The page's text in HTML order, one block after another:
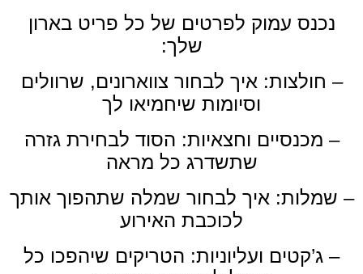
נכנס עמוק לפרטים של כל פריט בארון
שלך:
– חולצות: איך לבחור צווארונים, שרוולים
וסיומות שיחמיאו לך
– מכנסיים וחצאיות: הסוד לבחירת גזרה
שתשדרג כל מראה
– שמלות: איך לבחור שמלה שתהפוך אותך
לכוכבת האירוע
– ג’קטים ועליוניות: הטריקים שיהפכו כל